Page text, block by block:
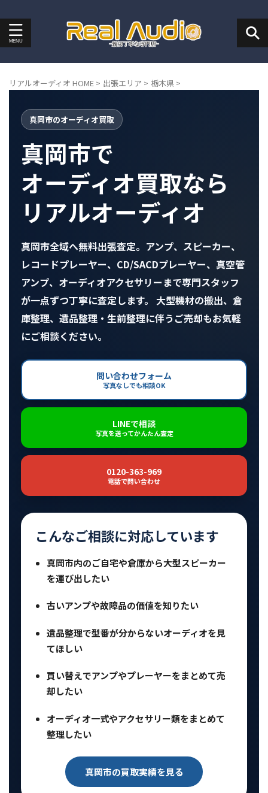
リアルオーディオ HOME > 出張エリア > 栃木県 >
真岡市のオーディオ買取
真岡市で
オーディオ買取なら
リアルオーディオ
真岡市全域へ無料出張査定。アンプ、スピーカー、
レコードプレーヤー、CD/SACDプレーヤー、真空管
アンプ、オーディオアクセサリーまで専門スタッフ
が一点ずつ丁寧に査定します。 大型機材の搬出、倉
庫整理、遺品整理・生前整理に伴うご売却もお気軽
にご相談ください。
問い合わせフォーム
写真なしでも相談OK
LINEで相談
写真を送ってかんたん査定
0120-363-969
電話で問い合わせ
こんなご相談に対応しています
真岡市内のご自宅や倉庫から大型スピーカー
を運び出したい
古いアンプや故障品の価値を知りたい
遺品整理で型番が分からないオーディオを見
てほしい
買い替えでアンプやプレーヤーをまとめて売
却したい
オーディオ一式やアクセサリー類をまとめて
整理したい
真岡市の買取実績を見る